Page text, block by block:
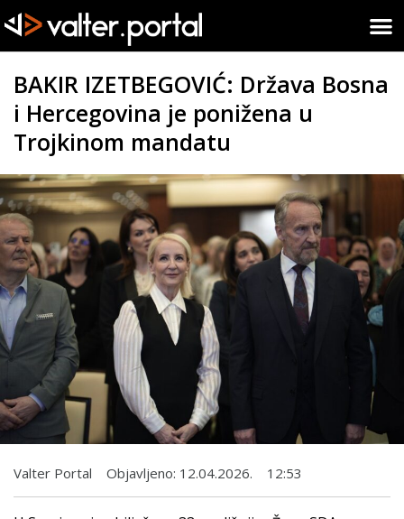
BAKIR IZETBEGOVIĆ: Država Bosna
i Hercegovina je ponižena u
Trojkinom mandatu
Valter Portal Objavljeno: 12.04.2026. 12:53